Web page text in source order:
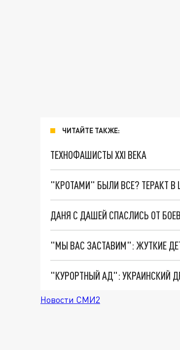
ЧИТАЙТЕ ТАКЖЕ:
ТЕХНОФАШИСТЫ XXI ВЕКА
"КРОТАМИ" БЫЛИ ВСЕ? ТЕРАКТ
ДАНЯ С ДАШЕЙ СПАСЛИСЬ ОТ
"КУРОРТНЫЙ АД": УКРАИНСКИЙ
Новости СМИ2